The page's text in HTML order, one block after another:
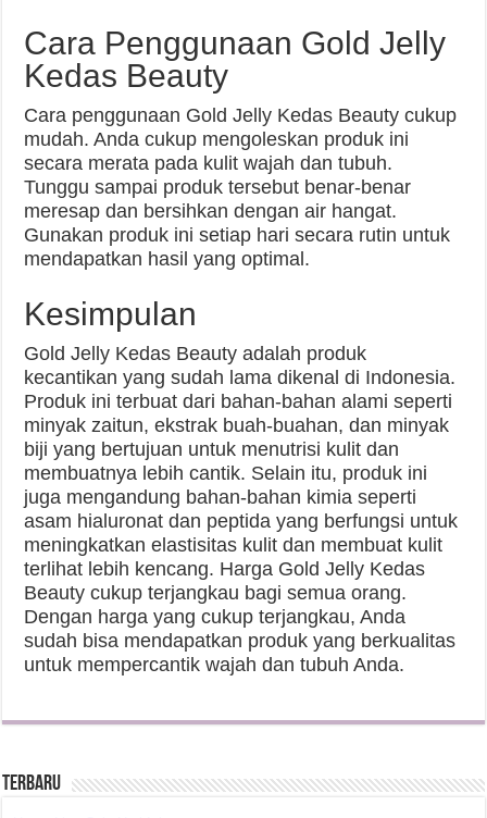
Cara Penggunaan Gold Jelly
Kedas Beauty
Cara penggunaan Gold Jelly Kedas Beauty cukup
mudah. Anda cukup mengoleskan produk ini
secara merata pada kulit wajah dan tubuh.
Tunggu sampai produk tersebut benar-benar
meresap dan bersihkan dengan air hangat.
Gunakan produk ini setiap hari secara rutin untuk
mendapatkan hasil yang optimal.
Kesimpulan
Gold Jelly Kedas Beauty adalah produk
kecantikan yang sudah lama dikenal di Indonesia.
Produk ini terbuat dari bahan-bahan alami seperti
minyak zaitun, ekstrak buah-buahan, dan minyak
biji yang bertujuan untuk menutrisi kulit dan
membuatnya lebih cantik. Selain itu, produk ini
juga mengandung bahan-bahan kimia seperti
asam hialuronat dan peptida yang berfungsi untuk
meningkatkan elastisitas kulit dan membuat kulit
terlihat lebih kencang. Harga Gold Jelly Kedas
Beauty cukup terjangkau bagi semua orang.
Dengan harga yang cukup terjangkau, Anda
sudah bisa mendapatkan produk yang berkualitas
untuk mempercantik wajah dan tubuh Anda.
Terbaru